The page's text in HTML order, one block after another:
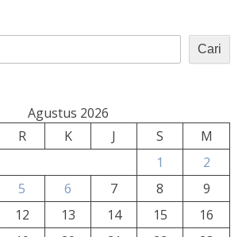
Cari
Agustus 2026
R K J S
M
1
2
5 6 7 8
9
12 13 14 15
16